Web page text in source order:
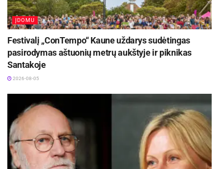
ĮDOMU
Festivalį „ConTempo“ Kaune uždarys sudėtingas
pasirodymas aštuonių metrų aukštyje ir piknikas
Santakoje
2026-08-05